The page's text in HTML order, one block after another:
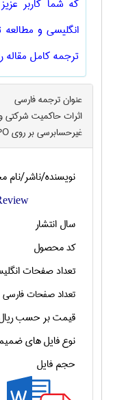
که شما کاربر
انگلیسی و
ترجمه کامل مقاله
عنوان ترجمه فارسی
اثرات حاکمیت
غیرحسابرسی بر روی IPO
نویسنده/ناشر/نام
سال انتشار
کد محصول
تعداد صفحات
تعداد صفحات فارسی
قیمت بر حسب
نوع فایل های
حجم فایل